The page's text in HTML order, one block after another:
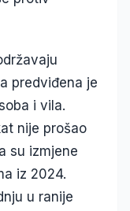
predviđena je
i vila.
nije prošao
su izmjene
iz 2024.
u ranije